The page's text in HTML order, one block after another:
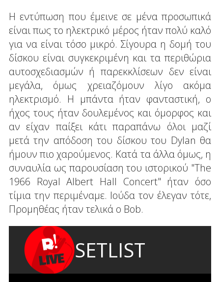
Η εντύπωση που έμεινε σε μένα προσωπικά
είναι πως το ηλεκτρικό μέρος ήταν πολύ καλό
για να είναι τόσο μικρό. Σίγουρα η δομή του
δίσκου είναι συγκεκριμένη και τα περιθώρια
αυτοσχεδιασμών ή παρεκκλίσεων δεν είναι
μεγάλα, όμως χρειαζόμουν λίγο ακόμα
ηλεκτρισμό. Η μπάντα ήταν φανταστική, ο
ήχος τους ήταν δουλεμένος και όμορφος και
αν είχαν παίξει κάτι παραπάνω όλοι μαζί
μετά την απόδοση του δίσκου του Dylan θα
ήμουν πιο χαρούμενος. Κατά τα άλλα όμως, η
συναυλία ως παρουσίαση του ιστορικού "The
1966 Royal Albert Hall Concert" ήταν όσο
τίμια την περιμέναμε. Ιούδα τον έλεγαν τότε,
Προμηθέας ήταν τελικά ο Bob.
SETLIST